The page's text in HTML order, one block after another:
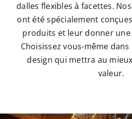
dalles flexibles à facettes.
ont été spécialement
produits et leur donner
Choisissez vous-même
design qui mettra au
valeur.